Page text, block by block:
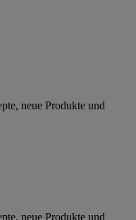
neue Produkte und
neue Produkte und